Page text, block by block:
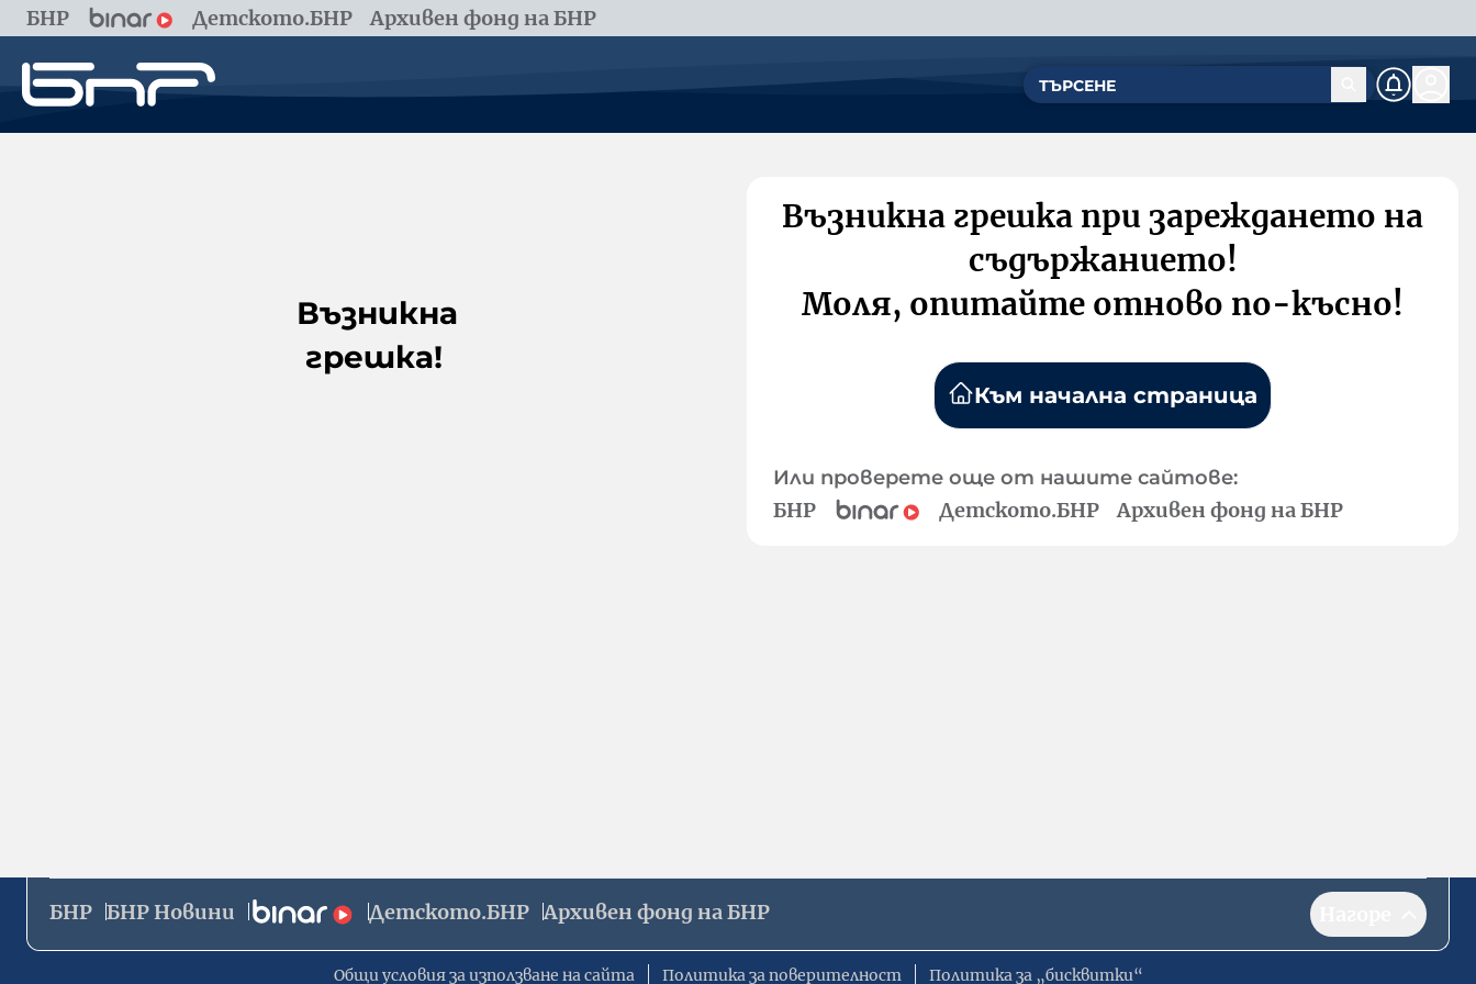
БНР Детското.БНР Архивен фонд на БНР
Възникна
грешка!
Възникна грешка при зареждането на
съдържанието!
Моля, опитайте отново по-късно!
Към начална страница
Или проверете още от нашите сайтове:
БНР Детското.БНР Архивен фонд на БНР
БНР БНР Новини Детското.БНР Архивен фонд на БНР
Общи условия за използване на сайта Политика за поверителност Политика за „бисквитки“